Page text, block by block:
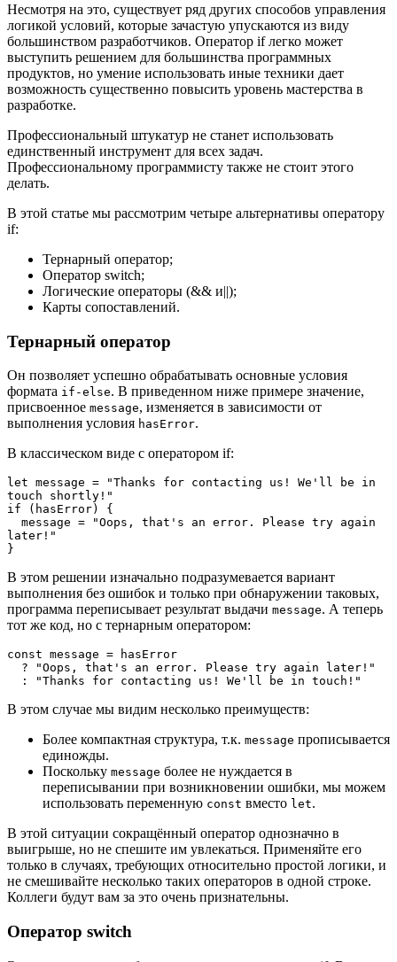
Несмотря на это, существует ряд других способов управления
логикой условий, которые зачастую упускаются из виду
большинством разработчиков. Оператор if легко может
выступить решением для большинства программных
продуктов, но умение использовать иные техники дает
возможность существенно повысить уровень мастерства в
разработке.
Профессиональный штукатур не станет использовать
единственный инструмент для всех задач.
Профессиональному программисту также не стоит этого
делать.
В этой статье мы рассмотрим четыре альтернативы оператору
if:
Тернарный оператор;
Оператор switch;
Логические операторы (&& и||);
Карты сопоставлений.
Тернарный оператор
Он позволяет успешно обрабатывать основные условия
формата if-else. В приведенном ниже примере значение,
присвоенное message, изменяется в зависимости от
выполнения условия hasError.
В классическом виде с оператором if:
let message = "Thanks for contacting us! We'll be in
touch shortly!"
if (hasError) {
later!"
}
В этом решении изначально подразумевается вариант
выполнения без ошибок и только при обнаружении таковых,
программа переписывает результат выдачи message. А теперь
тот же код, но с тернарным оператором:
const message = hasError
  : "Thanks for contacting us! We'll be in touch!"
В этом случае мы видим несколько преимуществ:
Более компактная структура, т.к. message прописывается
единожды.
Поскольку message более не нуждается в
переписывании при возникновении ошибки, мы можем
использовать переменную const вместо let.
В этой ситуации сокращённый оператор однозначно в
выигрыше, но не спешите им увлекаться. Применяйте его
только в случаях, требующих относительно простой логики, и
не смешивайте несколько таких операторов в одной строке.
Коллеги будут вам за это очень признательны.
Оператор switch